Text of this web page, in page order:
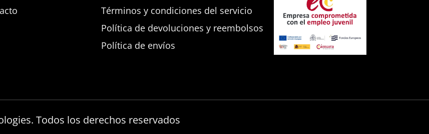
Términos y condiciones del servicio
Política de devoluciones y reembolsos
Política de envíos
Todos los derechos reservados